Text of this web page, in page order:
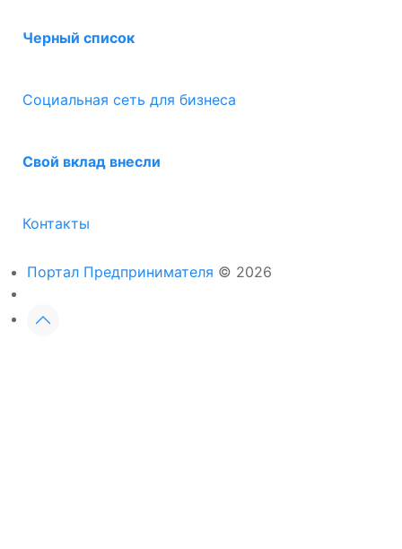
Черный список
Социальная сеть для бизнеса
Свой вклад внесли
Контакты
Портал Предпринимателя © 2026